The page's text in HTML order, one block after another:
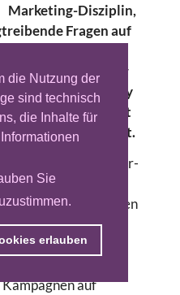
die Nutzung der
sind technisch
die Inhalte für
Sie
erlauben
Marketing-Disziplin,
Fragen auf
Geschäftsführer
Agentur Lucky
Vorurteilen auf mit
konfrontiert sieht.
für Influencer-
versteht sich als
für Marken
Influencer-
Neben der
auf